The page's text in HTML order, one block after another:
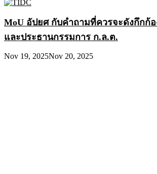
MoU อัปยศ กับคำถามที่ควรจะดังกึกก้
และประธานกรรมการ ก.ล.ต.
Nov 19, 2025Nov 20, 2025